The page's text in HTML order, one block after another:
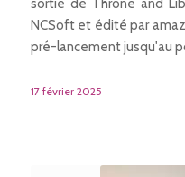
sortie de Throne and
NCSoft et édité par
pré-lancement jusqu'au
17 février 2025